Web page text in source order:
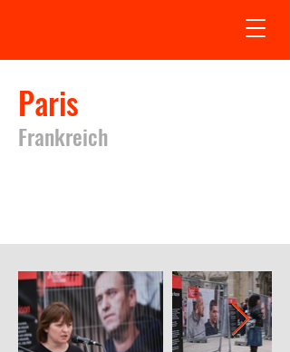
Frankreich
Paris